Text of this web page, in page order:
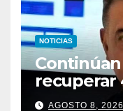
NOTICIAS
recuperar
AGOSTO 8,